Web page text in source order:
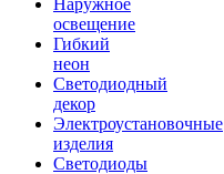
Наружное
освещение
Гибкий
неон
Светодиодный
декор
Электроустановочные
изделия
Светодиоды